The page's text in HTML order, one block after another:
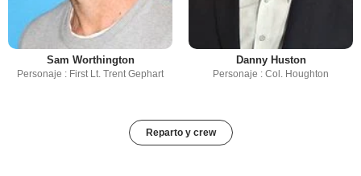
Sam Worthington
Personaje : First Lt. Trent Gephart
Danny Huston
Personaje : Col. Houghton
Reparto y crew